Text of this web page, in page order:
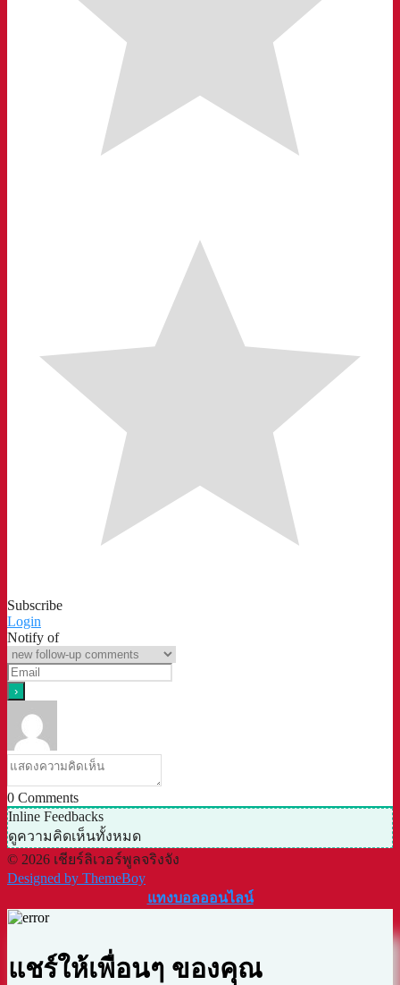
Subscribe
Login
Notify of
0 Comments
Inline Feedbacks
ดูความคิดเห็นทั้งหมด
© 2026 เชียร์ลิเวอร์พูลจริงจัง
Designed by ThemeBoy
แทงบอลออนไลน์
แชร์ให้เพื่อนๆ ของคุณ